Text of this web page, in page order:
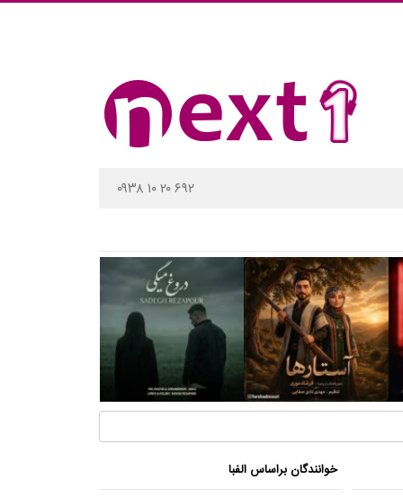
۰۹۳۸ ۱۰ ۲۰ ۶۹۲
خوانندگان براساس الفبا